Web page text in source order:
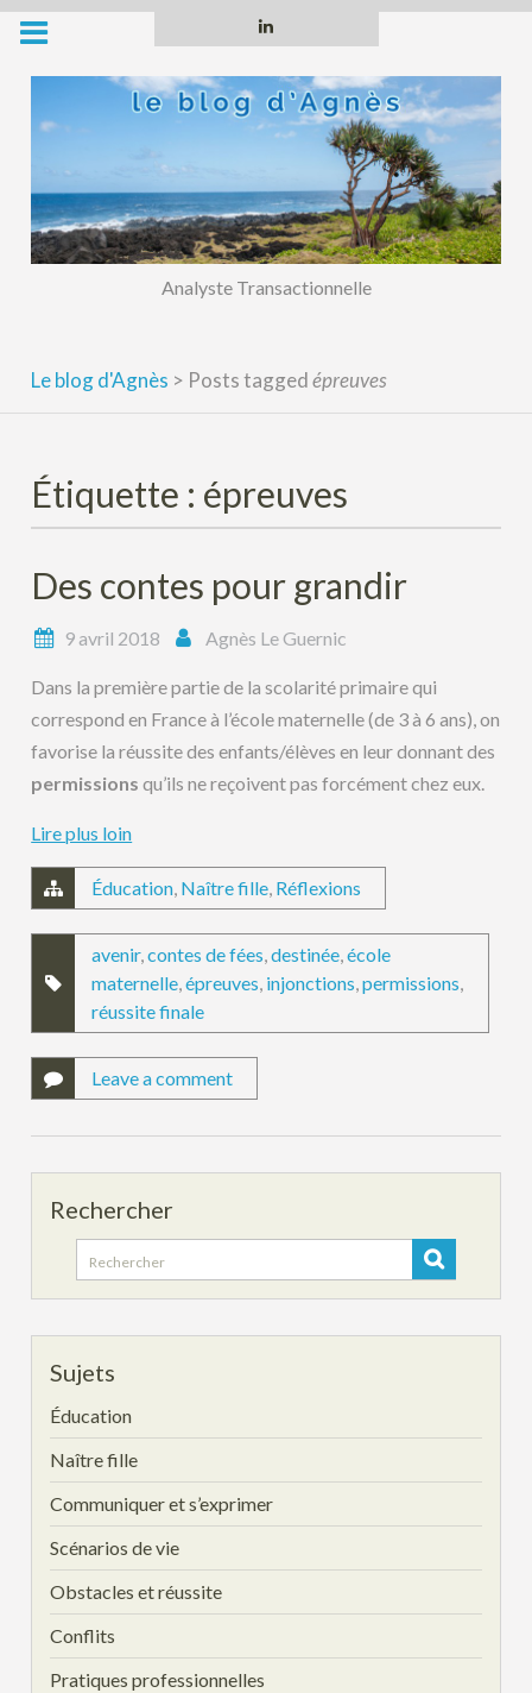
Skip
content
Analyste Transactionnelle
Le blog d'Agnès > Posts taggedépreuves
Étiquette : épreuves
Des contes pour grandir
9 avril 2018 Agnès Le Guernic
Dans la première partie de la scolarité primaire qui
correspond en France à l’école maternelle (de 3 à 6 ans), on
favorise la réussite des enfants/élèves en leur donnant des
permissions qu’ils ne reçoivent pas forcément chez eux.
Lire plus loin
Éducation, Naître fille, Réflexions
avenir,contes de fées,destinée,école
maternelle,épreuves, injonctions,permissions,
réussite finale
Leave a comment
Rechercher
Search
for:
Sujets
Éducation
Naître fille
Communiquer et s’exprimer
Scénarios de vie
Obstacles et réussite
Conflits
Pratiques professionnelles